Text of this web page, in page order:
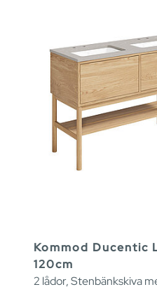
Kommod Ducentic
120cm
2 lådor, Stenbänkskiva